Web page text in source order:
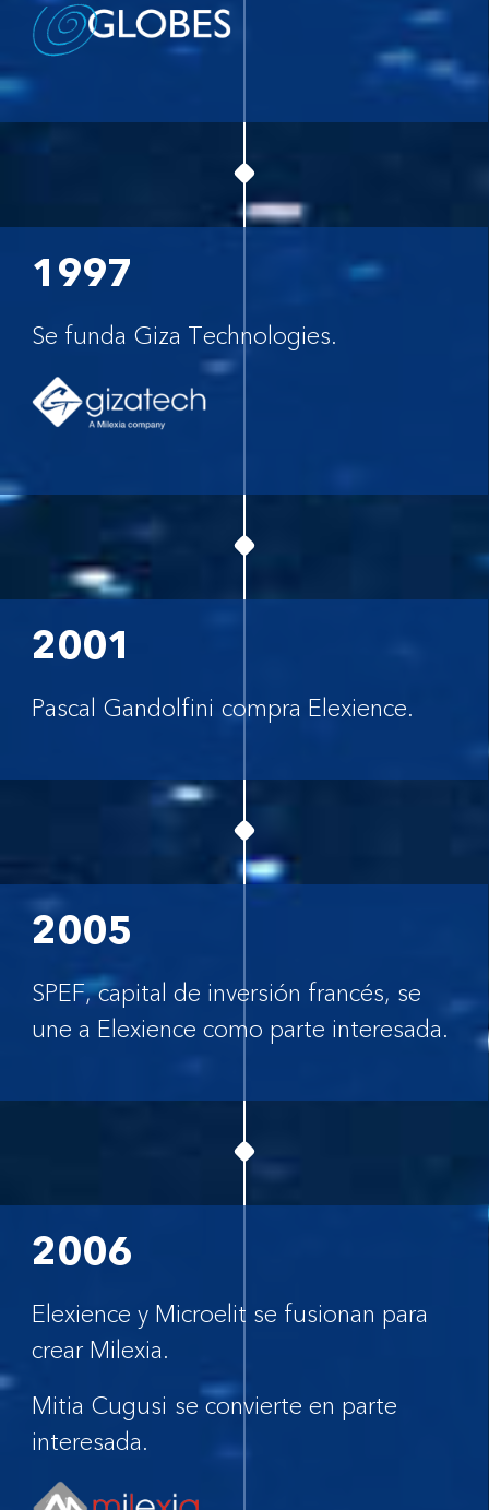
1997
Se funda Giza Technologies.
2001
Pascal Gandolfini compra Elexience.
2005
SPEF, capital de inversión francés, se
une a Elexience como parte interesada.
2006
Elexience y Microelit se fusionan para
crear Milexia.
Mitia Cugusi se convierte en parte
interesada.